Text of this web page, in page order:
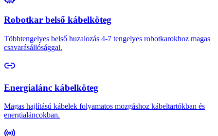
Robotkar belső kábelköteg
Többtengelyes belső huzalozás 4-7 tengelyes robotkarokhoz magas
csavarásállósággal.
Energialánc kábelköteg
Magas hajlítású kábelek folyamatos mozgáshoz kábeltartókban és
energialáncokban.